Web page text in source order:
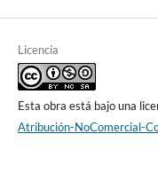
Licencia
Esta obra está bajo una
Atribución-NoComercial-